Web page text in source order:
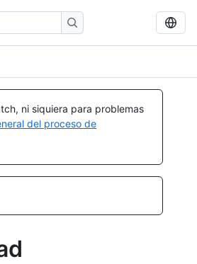
ni siquiera para problemas
del proceso de